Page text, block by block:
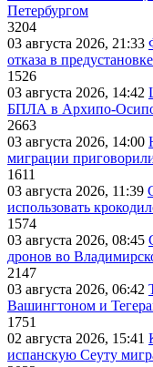
Петербургом
3204
03 августа 2026, 21:33
отказа в
1526
03 августа 2026, 14:42
БПЛА в Архипо-
2663
03 августа 2026, 14:00
миграции
1611
03 августа 2026, 11:39
использовать
1574
03 августа 2026, 08:45
дронов во
2147
03 августа 2026, 06:42
Вашингтоном и
1751
02 августа 2026, 15:41
испанскую Сеуту